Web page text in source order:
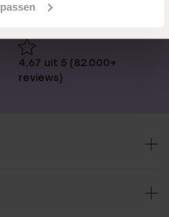
4,67 uit 5 (82.000+
reviews)